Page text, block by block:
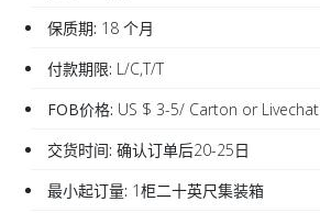
保质期: 18 个月
付款期限: L/C,T/T
FOB价格: US $ 3-5/ Carton or Livechat
交货时间: 确认订单后20-25日
最小起订量: 1柜二十英尺集装箱